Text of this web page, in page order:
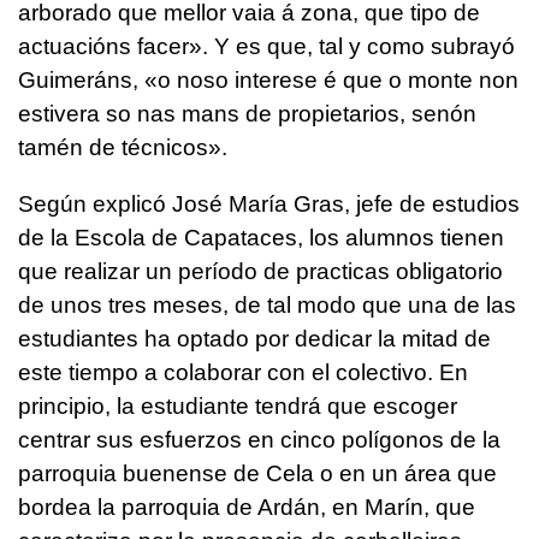
arborado que mellor vaia á zona, que tipo de
actuacións facer». Y es que, tal y como subrayó
Guimeráns, «o noso interese é que o monte non
estivera so nas mans de propietarios, senón
tamén de técnicos».
Según explicó José María Gras, jefe de estudios
de la Escola de Capataces, los alumnos tienen
que realizar un período de practicas obligatorio
de unos tres meses, de tal modo que una de las
estudiantes ha optado por dedicar la mitad de
este tiempo a colaborar con el colectivo. En
principio, la estudiante tendrá que escoger
centrar sus esfuerzos en cinco polígonos de la
parroquia buenense de Cela o en un área que
bordea la parroquia de Ardán, en Marín, que